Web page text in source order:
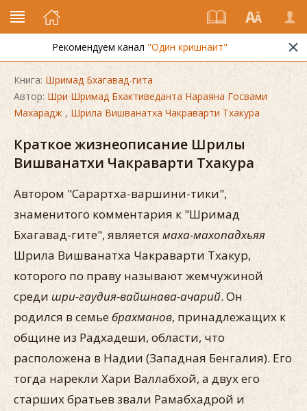
Рекомендуем канал "Один кришнаит"
Книга: Шримад Бхагавад-гита
Автор: Шри Шримад Бхактиведанта Нараяна Госвами
Махарадж , Шрила Вишванатха Чакраварти Тхакура
Краткое жизнеописание Шрилы
Вишванатхи Чакраварти Тхакура
Автором "Сарартха-варшини-тики",
знаменитого комментария к "Шримад
Бхагавад-гите", является маха-махопадхьяя
Шрила Вишванатха Чакраварти Тхакур,
которого по праву называют жемчужиной
среди шри-гаудия-вайшнава-ачарий. Он
родился в семьебрахманов, принадлежащих к
общине из Радхадеши, области, что
расположена в Надии (Западная Бенгалия). Его
тогда нарекли Хари Валлабхой, а двух его
старших братьев звали Рамабхадрой и